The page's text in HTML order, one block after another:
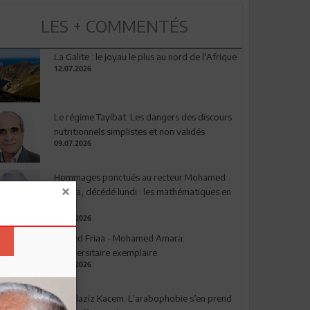
LES + COMMENTÉS
La Galite : le joyau le plus au nord de l'Afrique
12.07.2026
Le régime Tayibat: Les dangers des discours
nutritionnels simplistes et non validés
09.07.2026
Hommages ponctués au recteur Mohamed
Amara, décédé lundi : les mathématiques en
03.08.2026
Ahmed Friaa - Mohamed Amara:
l’Universitaire exemplaire
04.08.2026
Abdelaziz Kacem: L’arabophobie s’en prend